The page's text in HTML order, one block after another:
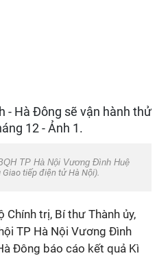
TP Hà Nội Vương Đình Huệ
Giao tiếp điện tử Hà Nội).
Chính trị, Bí thư Thành ủy,
TP Hà Nội Vương Đình
Đông báo cáo kết quả Kì